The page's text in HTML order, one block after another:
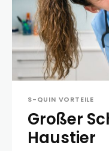
S-QUIN VORTEILE
Großer
Haustier